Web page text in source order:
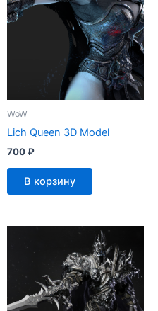
WoW
Lich Queen 3D Model
700₽
В корзину